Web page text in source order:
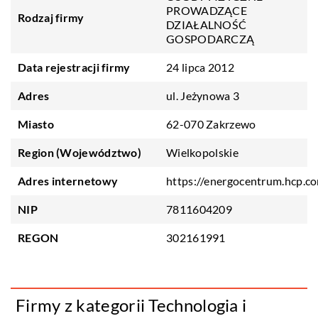
Rodzaj firmy
PROWADZĄCE
DZIAŁALNOŚĆ
GOSPODARCZĄ
Data rejestracji firmy 24 lipca 2012
Adres ul. Jeżynowa 3
Miasto 62-070 Zakrzewo
Region (Województwo) Wielkopolskie
Adres internetowy https://
NIP 7811604209
REGON 302161991
Firmy z kategorii Technologia i